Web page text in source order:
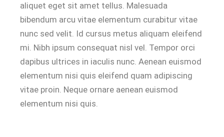
aliquet eget sit amet tellus. Malesuada
bibendum arcu vitae elementum curabitur vitae
nunc sed velit. Id cursus metus aliquam eleifend
mi. Nibh ipsum consequat nisl vel. Tempor orci
dapibus ultrices in iaculis nunc. Aenean euismod
elementum nisi quis eleifend quam adipiscing
vitae proin. Neque ornare aenean euismod
elementum nisi quis.